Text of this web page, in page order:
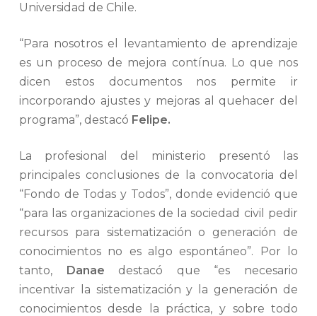
Universidad de Chile.
“Para nosotros el levantamiento de aprendizaje
es un proceso de mejora contínua. Lo que nos
dicen estos documentos nos permite ir
incorporando ajustes y mejoras al quehacer del
programa”, destacó Felipe.
La profesional del ministerio presentó las
principales conclusiones de la convocatoria del
“Fondo de Todas y Todos”, donde evidenció que
“para las organizaciones de la sociedad civil pedir
recursos para sistematización o generación de
conocimientos no es algo espontáneo”. Por lo
tanto, Danae destacó que “es necesario
incentivar la sistematización y la generación de
conocimientos desde la práctica, y sobre todo